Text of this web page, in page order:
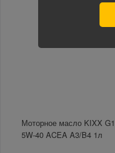
Моторное масло KIXX G1
5W-40 ACEA A3/B4 1л